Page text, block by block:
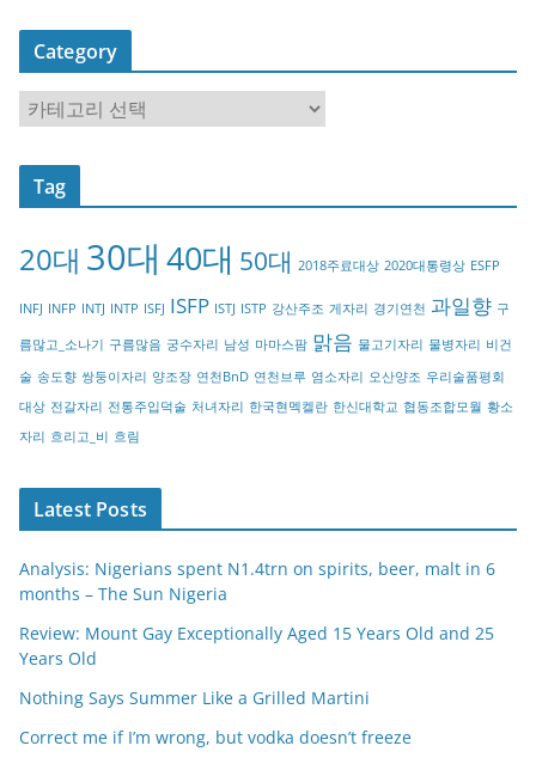
Category
a
t
o
y
Tag
20대 30대 40대 50대 2018주료대상 2020대통령상 ESFP
INFJ INFP INTJ INTP ISFJ ISFP ISTJ ISTP 강산주조 게자리 경기연천 과일향 구
름많고_소나기 구름많음 궁수자리 남성 마마스팜 맑음 물고기자리 물병자리 비건
술 송도향 쌍둥이자리 양조장 연천BnD 연천브루 염소자리 오산양조 우리술품평회
대상 전갈자리 전통주입덕술 처녀자리 한국현멕켈란 한신대학교 협동조합모월 황소
자리 흐리고_비 흐림
Latest Posts
Analysis: Nigerians spent N1.4trn on spirits, beer, malt in 6
months – The Sun Nigeria
Review: Mount Gay Exceptionally Aged 15 Years Old and 25
Years Old
Nothing Says Summer Like a Grilled Martini
Correct me if I’m wrong, but vodka doesn’t freeze